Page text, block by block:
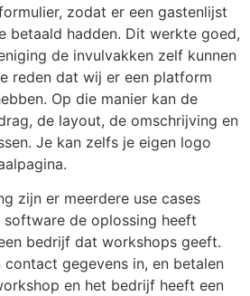
zodat er een gastenlijst
betaald hadden. Dit werkte goed,
de invulvakken zelf kunnen
reden dat wij er een platform
Op die manier kan de
de layout, de omschrijving en
Je kan zelfs je eigen logo
zijn er meerdere use cases
de oplossing heeft
bedrijf dat workshops geeft.
contact gegevens in, en betalen
en het bedrijf heeft een